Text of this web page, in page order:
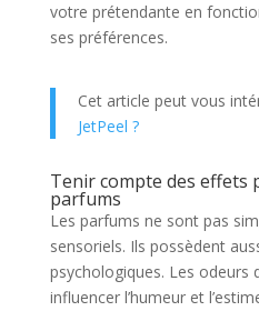
votre prétendante en
ses préférences.
Cet article peut vous
JetPeel ?
Tenir compte des effets
parfums
Les parfums ne sont pas
sensoriels. Ils possèdent
psychologiques. Les odeurs
influencer l’humeur et